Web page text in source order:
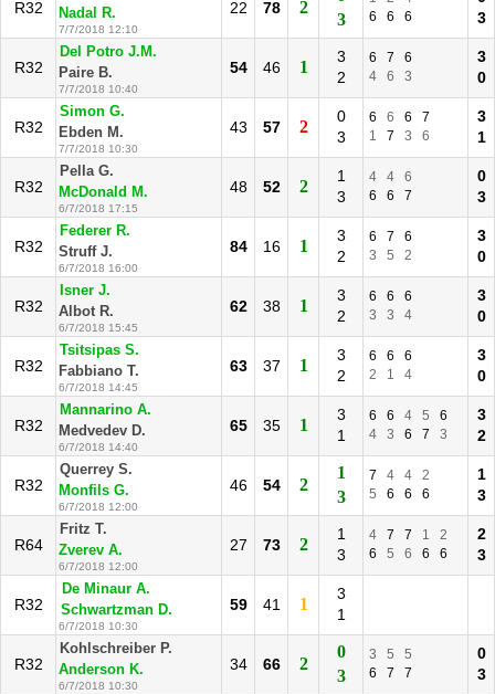
R32
Nadal R.
7/7/2018 12:10
22 78 2
3
6
6 6
3
R32
Del Potro J.M.
Paire B.
7/7/2018 10:40
54 46 1
3
2
6 7
6
4
6 3
3
0
R32
Simon G.
Ebden M.
7/7/2018 10:30
43 57 2
0
3
6 6 6
7
1
7 3 6
3
1
R32
Pella G.
McDonald M.
6/7/2018 17:15
48 52 2
1
3
4 4
6
6
6 7
0
3
R32
Federer R.
Struff J.
6/7/2018 16:00
84 16 1
3
2
6 7
6
3
5 2
3
0
R32
Isner J.
Albot R.
6/7/2018 15:45
62 38 1
3
2
6 6
6
3
3 4
3
0
R32
Tsitsipas S.
Fabbiano T.
6/7/2018 14:45
63 37 1
3
2
6 6
6
2
1 4
3
0
R32
Mannarino A.
Medvedev D.
6/7/2018 14:40
65 35 1
3
1
6 6 4 5
6
4
3 6 7 3
3
2
R32
Querrey S.
Monfils G.
6/7/2018 12:00
46 54 2
1
3
7 4 4
2
5
6 6 6
1
3
R64
Fritz T.
Zverev A.
6/7/2018 12:00
27 73 2
1
3
4 7 7 1
2
6
5 6 6 6
2
3
R32
De Minaur A.
Schwartzman D.
6/7/2018 10:30
59 41 1
3
1
R32
Kohlschreiber P.
Anderson K.
6/7/2018 10:30
34 66 2
0
3
3 5
5
6
7 7
0
3